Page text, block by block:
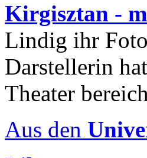
Kirgisztan -
Lindig ihr
Darstellerin
Theater
Aus den